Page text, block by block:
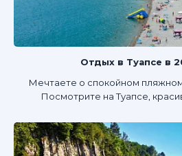
Отдых в Туапсе в
Мечтаете о спокойном пляжном
Посмотрите на Туапсе,